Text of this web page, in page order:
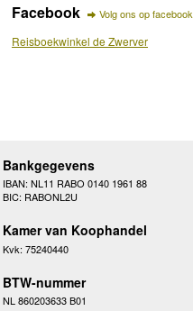
Facebook Volg ons op facebook
Reisboekwinkel de Zwerver
Bankgegevens
IBAN: NL11 RABO 0140 1961 88
BIC: RABONL2U
Kamer van Koophandel
Kvk: 75240440
BTW-nummer
NL 860203633 B01